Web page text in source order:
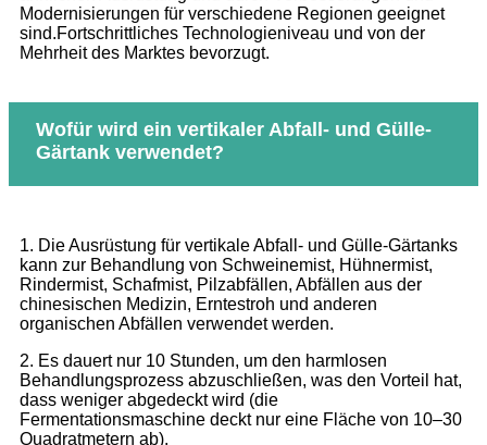
Modernisierungen für verschiedene Regionen geeignet
sind.Fortschrittliches Technologieniveau und von der
Mehrheit des Marktes bevorzugt.
Wofür wird ein vertikaler Abfall- und Gülle-
Gärtank verwendet?
1. Die Ausrüstung für vertikale Abfall- und Gülle-Gärtanks
kann zur Behandlung von Schweinemist, Hühnermist,
Rindermist, Schafmist, Pilzabfällen, Abfällen aus der
chinesischen Medizin, Erntestroh und anderen
organischen Abfällen verwendet werden.
2. Es dauert nur 10 Stunden, um den harmlosen
Behandlungsprozess abzuschließen, was den Vorteil hat,
dass weniger abgedeckt wird (die
Fermentationsmaschine deckt nur eine Fläche von 10–30
Quadratmetern ab).